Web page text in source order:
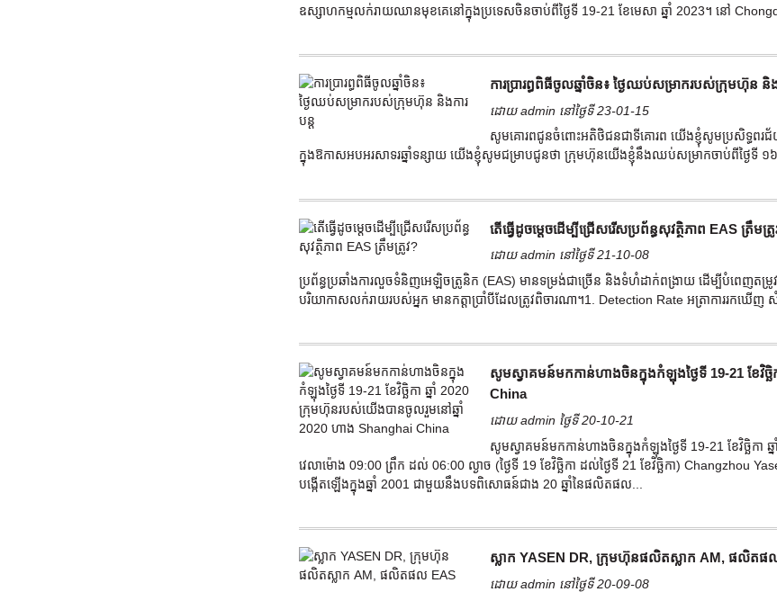
ឧស្សាហកម្មលក់រាយឈានមុខគេនៅក្នុងប្រទេសចិនចាប់ពីថ្ងៃទី 19-21 ខែមេសា ឆ្នាំ 2023។ នៅ
ការប្រារព្ធពិធីចូលឆ្នាំចិន៖ ថ្ងៃឈប់សម្រាករបស់ក្រុមហ៊ុន និង
ដោយ admin នៅថ្ងៃទី 23-01-15
សូមគោរពជូនចំពោះអតិថិជនជាទីគោរព យើងខ្ញុំសូមប្រសិទ្ធព
ក្នុងឱកាសអបអរសាទរឆ្នាំទន្សាយ យើងខ្ញុំសូមជម្រាបជូនថា ក្រុមហ៊ុនយើងខ្ញុំនឹងឈប់សម្រាកចាប់ពីថ្ងៃទី
តើធ្វើដូចម្តេចដើម្បីជ្រើសរើសប្រព័ន្ធសុវត្ថិភាព EAS ត្រឹមត្រូ
ដោយ admin នៅថ្ងៃទី 21-10-08
ប្រព័ន្ធប្រឆាំងការលួចទំនិញអេឡិចត្រូនិក (EAS) មានទម្រង់ជាច្រើន និងទំហំដាក់ពង្រាយ ដើម្បីបំពេញតម្រូ
បរិយាកាសលក់រាយរបស់អ្នក មានកត្តាប្រាំបីដែលត្រូវពិចារណា។1. Detection Rate អត្រាការរកឃើញ
សូមស្វាគមន៍មកកាន់ហាងចិនក្នុងកំឡុងថ្ងៃទី 19-21 ខែវិច្
China
ដោយ admin ថ្ងៃទី 20-10-21
សូមស្វាគមន៍មកកាន់ហាងចិនក្នុងកំឡុងថ្ងៃទី 19-21 ខែវិច្ឆិក
វេលាម៉ោង 09:00 ព្រឹក ដល់ 06:00 ល្ងាច (ថ្ងៃទី 19 ខែវិច្ឆិកា ដល់ថ្ងៃទី 21 ខែវិច្ឆិកា) Changzhou
បង្កើតឡើងក្នុងឆ្នាំ 2001 ជាមួយនឹងបទពិសោធន៍ជាង 20 ឆ្នាំនៃផលិតផល...
ស្លាក YASEN DR, ក្រុមហ៊ុនផលិតស្លាក AM, ផលិតផ
ដោយ admin នៅថ្ងៃទី 20-09-08